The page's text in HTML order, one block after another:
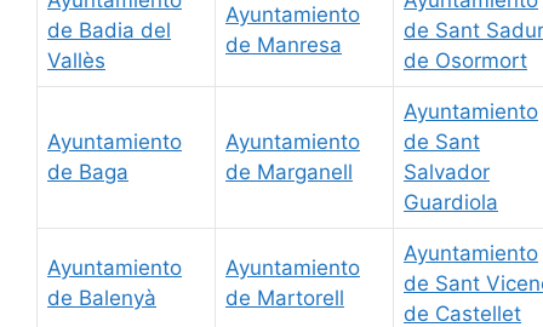
de Badia del
Vallès
Ayuntamiento
de Manresa
de Sant
de Osormort
Ayuntamiento
de Baga
Ayuntamiento
de Marganell
Ayuntamiento
de Sant
Salvador
Guardiola
Ayuntamiento
de Balenyà
Ayuntamiento
de Martorell
Ayuntamiento
de Sant
de Castellet